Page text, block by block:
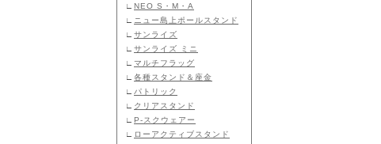
∟ NEO S・M・A
∟
ニュー島上ポールスタンド
∟ サンライズ
∟ サンライズ ミニ
∟ マルチフラッグ
∟ 各種スタンド＆座金
∟ パトリック
∟ クリアスタンド
∟ P-スクウェアー
∟
ローアクティブスタンド